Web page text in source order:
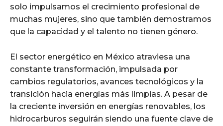
solo impulsamos el crecimiento profesional de
muchas mujeres, sino que también demostramos
que la capacidad y el talento no tienen género.
El sector energético en México atraviesa una
constante transformación, impulsada por
cambios regulatorios, avances tecnológicos y la
transición hacia energías más limpias. A pesar de
la creciente inversión en energías renovables, los
hidrocarburos seguirán siendo una fuente clave de